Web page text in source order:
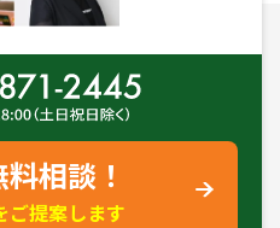
相談！
ご提案します